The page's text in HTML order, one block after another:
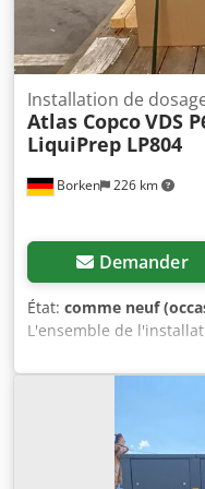
Borken 226 km
Installation de
Atlas CopcoVDS
LiquiPrep LP804
Demander
État: comme neuf
L'ensemble de
Type : VDS P6030
l'alimentation à la
(par exemple, résine
processus. Application
définies sur la pièce.
système à 3 axes (X, Y,